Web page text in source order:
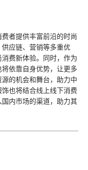
者提供丰富前沿的时尚
应链、营销等多重优
费新体验。同时，作为
依靠自身优势，让更多
的机会和舞台，助力中
也将结合线上线下消费
内市场的渠道，助力其